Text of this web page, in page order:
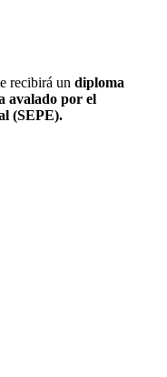
recibirá un diploma
avalado por el
(SEPE).